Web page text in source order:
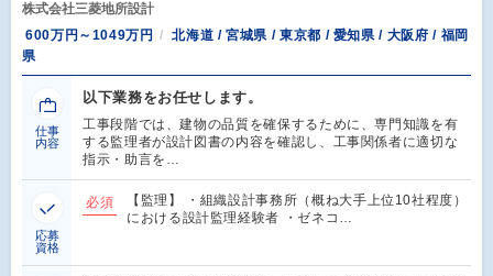
株式会社三菱地所設計
600万円～1049万円
北海道 / 宮城県 / 東京都 / 愛知県 / 大阪府 / 福岡
県
仕事
内容
以下業務をお任せします。
工事段階では、建物の品質を確保するために、専門知識を有
する監理者が設計図書の内容を確認し、工事関係者に適切な
指示・助言を…
応募
資格
必須
【監理】 ・組織設計事務所（概ね大手上位10社程度）
における設計監理経験者 ・ゼネコ…